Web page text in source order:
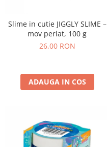
Slime in cutie JIGGLY SLIME –
mov perlat, 100 g
26,00 RON
ADAUGA IN COS